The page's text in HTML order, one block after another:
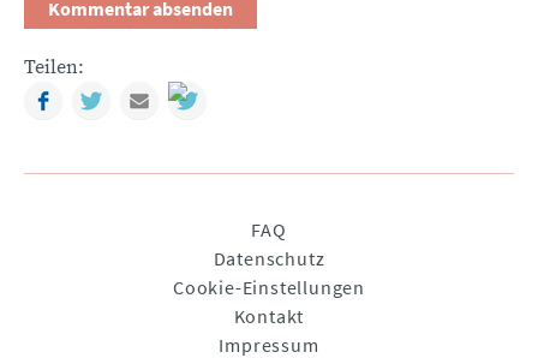
Teilen:
FacebookTwitterMail
FAQ
Datenschutz
Cookie-Einstellungen
Kontakt
Impressum